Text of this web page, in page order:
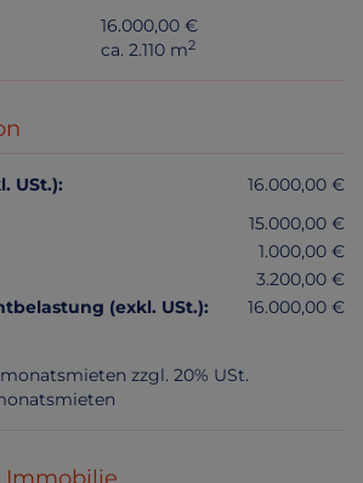
16.000,00 €
ca. 2.110 m2
USt.):
16.000,00 €
15.000,00 €
1.000,00 €
3.200,00 €
(exkl. USt.):
16.000,00 €
zzgl. 20% USt.